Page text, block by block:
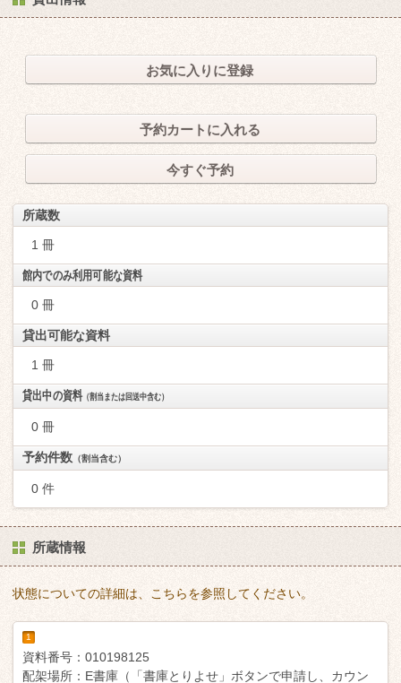
お気に入りに登録
予約カートに入れる
今すぐ予約
所蔵数
1 冊
館内でのみ利用可能な資料
0 冊
貸出可能な資料
1 冊
貸出中の資料（割当または回送中含む）
0 冊
予約件数 （割当含む）
0 件
所蔵情報
状態についての詳細は、こちらを参照してください。
1
資料番号： 010198125
配架場所： E書庫（「書庫とりよせ」ボタンで申請し、カウン